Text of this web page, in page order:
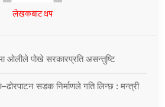
लेखकबाट थप
ओलीले पोखे सरकारप्रति असन्तुष्टि
सडक निर्माणले गति लिन्छ : मन्त्री